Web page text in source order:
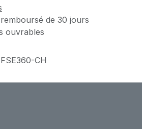
de 30 jours
ouvrables
FSE360-CH